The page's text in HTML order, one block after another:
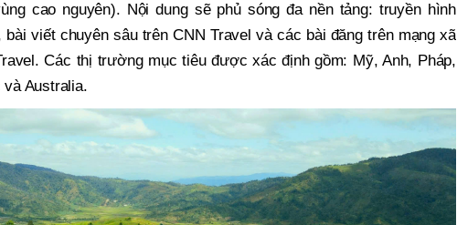
cao nguyên). Nội dung sẽ phủ sóng đa nền tảng: truyền hình
viết chuyên sâu trên CNN Travel và các bài đăng trên mạng xã
Các thị trường mục tiêu được xác định gồm: Mỹ, Anh, Pháp,
Australia.